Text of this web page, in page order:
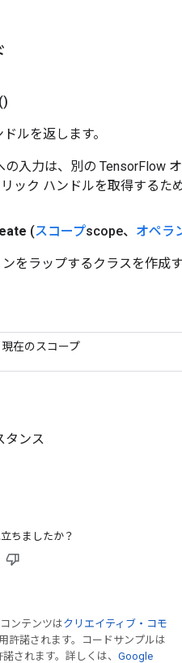
()
ルを返します。
入力は、別の TensorFlow
ック ハンドルを取得するた
(スコープscope、 オペラ
をラップするクラスを作成
現在のスコープ
タンス
ちましたか？
ンテンツはクリエイティブ・コモ
許諾されます。コードサンプルは
されます。詳しくは、 Google